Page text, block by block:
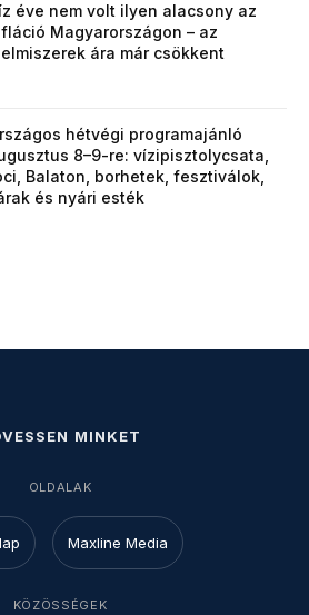
éve nem volt ilyen alacsony az
Magyarországon – az
ára már csökkent
hétvégi programajánló
8–9-re: vízipisztolycsata,
Balaton, borhetek, fesztiválok,
és nyári esték
MINKET
OLDALAK
Maxline Media
KÖZÖSSÉGEK